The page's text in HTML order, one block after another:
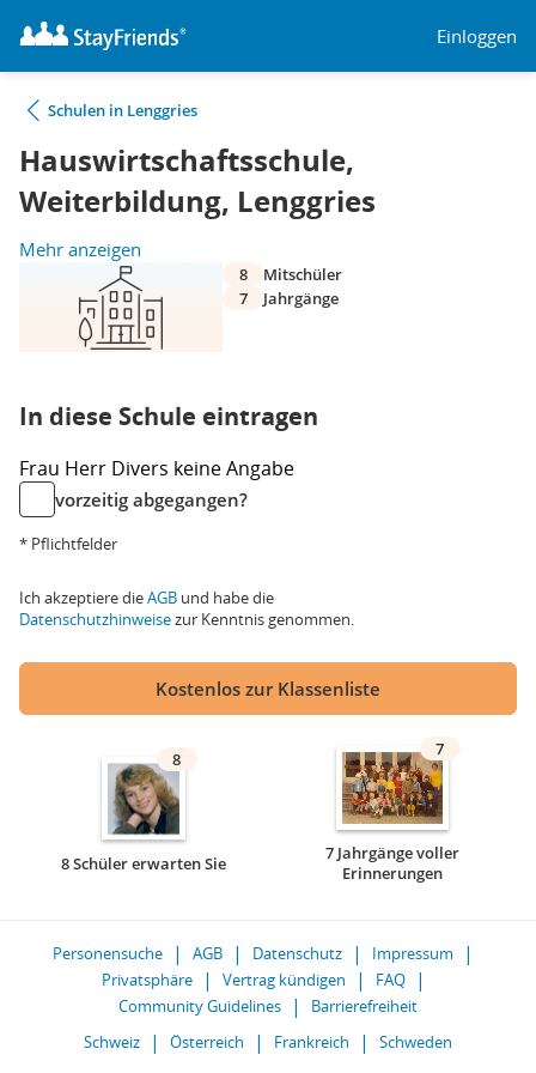
Einloggen
Schulen in Lenggries
Hauswirtschaftsschule,
Weiterbildung, Lenggries
Mehr anzeigen
8
Mitschüler
7
Jahrgänge
In diese Schule eintragen
Frau Herr Divers keine Angabe
vorzeitig abgegangen?
* Pflichtfelder
Ich akzeptiere dieAGB und habe die
Datenschutzhinweisezur Kenntnis genommen.
Kostenlos zur Klassenliste
8
8 Schüler erwarten Sie
7
7 Jahrgänge voller
Erinnerungen
Personensuche AGB Datenschutz
Impressum
Privatsphäre
Vertrag kündigen
FAQ
Community Guidelines
Barrierefreiheit
Schweiz
Österreich Frankreich Schweden